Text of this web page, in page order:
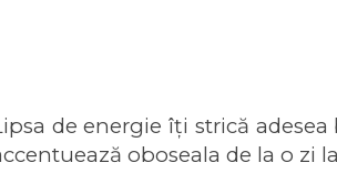
de energie îți strică
oboseala de la o zi